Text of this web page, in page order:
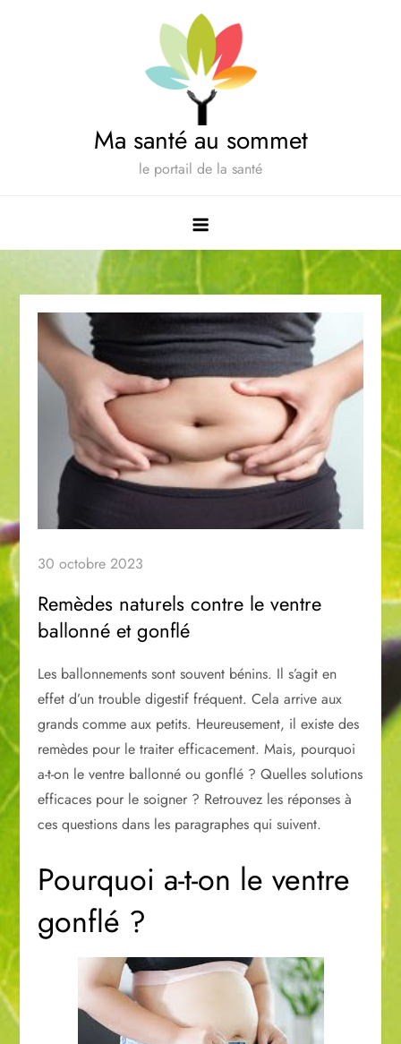
Ma santé au sommet
le portail de la santé
30 octobre 2023
Remèdes naturels contre le ventre
ballonné et gonflé
Les ballonnements sont souvent bénins. Il s’agit en
effet d’un trouble digestif fréquent. Cela arrive aux
grands comme aux petits. Heureusement, il existe des
remèdes pour le traiter efficacement. Mais, pourquoi
a-t-on le ventre ballonné ou gonflé ? Quelles solutions
efficaces pour le soigner ? Retrouvez les réponses à
ces questions dans les paragraphes qui suivent.
Pourquoi a-t-on le ventre
gonflé ?